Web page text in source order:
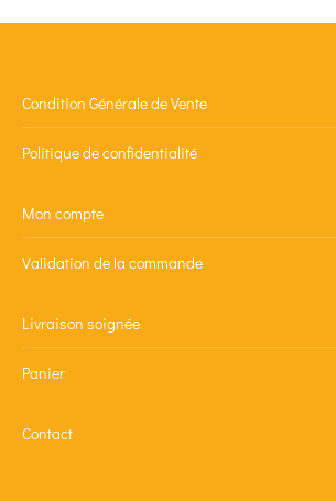
Condition Générale de Vente
Politique de confidentialité
Mon compte
Validation de la commande
Livraison soignée
Panier
Contact